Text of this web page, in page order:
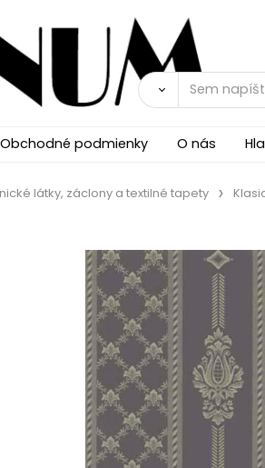
Obchodné podmienky O nás
látky, záclony a textilné tapety